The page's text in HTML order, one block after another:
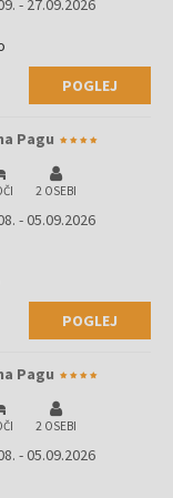
- 27.09.2026
POGLEJ
Pagu
2 OSEBI
-05.09.2026
POGLEJ
Pagu
2 OSEBI
-05.09.2026